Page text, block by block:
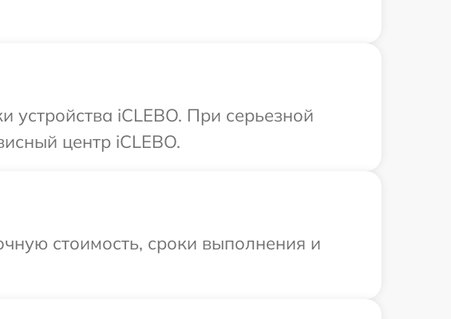
iCLEBO. При серьезной
центр iCLEBO.
стоимость, сроки выполнения и